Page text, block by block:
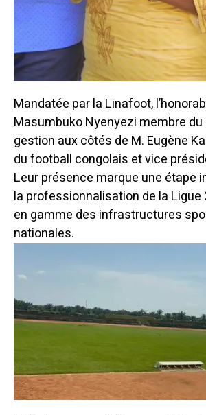
Mandatée par la Linafoot,
Masumbuko Nyenyezi membre du
gestion aux côtés de M. Eugène
du football congolais et vice
Leur présence marque une étape
la professionnalisation de la Ligue
en gamme des infrastructures
nationales.